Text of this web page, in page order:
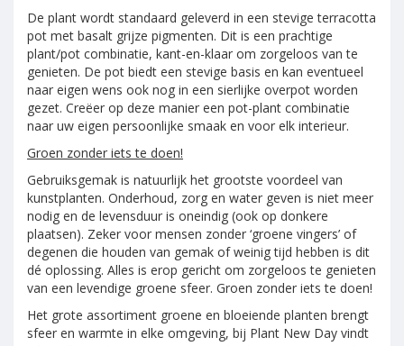
De plant wordt standaard geleverd in een stevige terracotta
pot met basalt grijze pigmenten. Dit is een prachtige
plant/pot combinatie, kant-en-klaar om zorgeloos van te
genieten. De pot biedt een stevige basis en kan eventueel
naar eigen wens ook nog in een sierlijke overpot worden
gezet. Creëer op deze manier een pot-plant combinatie
naar uw eigen persoonlijke smaak en voor elk interieur.
Groen zonder iets te doen!
Gebruiksgemak is natuurlijk het grootste voordeel van
kunstplanten. Onderhoud, zorg en water geven is niet meer
nodig en de levensduur is oneindig (ook op donkere
plaatsen). Zeker voor mensen zonder ‘groene vingers’ of
degenen die houden van gemak of weinig tijd hebben is dit
dé oplossing. Alles is erop gericht om zorgeloos te genieten
van een levendige groene sfeer. Groen zonder iets te doen!
Het grote assortiment groene en bloeiende planten brengt
sfeer en warmte in elke omgeving, bij Plant New Day vindt